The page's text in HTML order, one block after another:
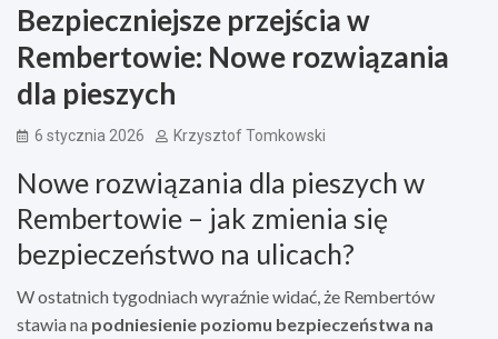
Bezpieczniejsze przejścia w
Rembertowie: Nowe rozwiązania
dla pieszych
6 stycznia 2026 Krzysztof Tomkowski
Nowe rozwiązania dla pieszych w
Rembertowie – jak zmienia się
bezpieczeństwo na ulicach?
W ostatnich tygodniach wyraźnie widać, że Rembertów
stawia na podniesienie poziomu bezpieczeństwa na